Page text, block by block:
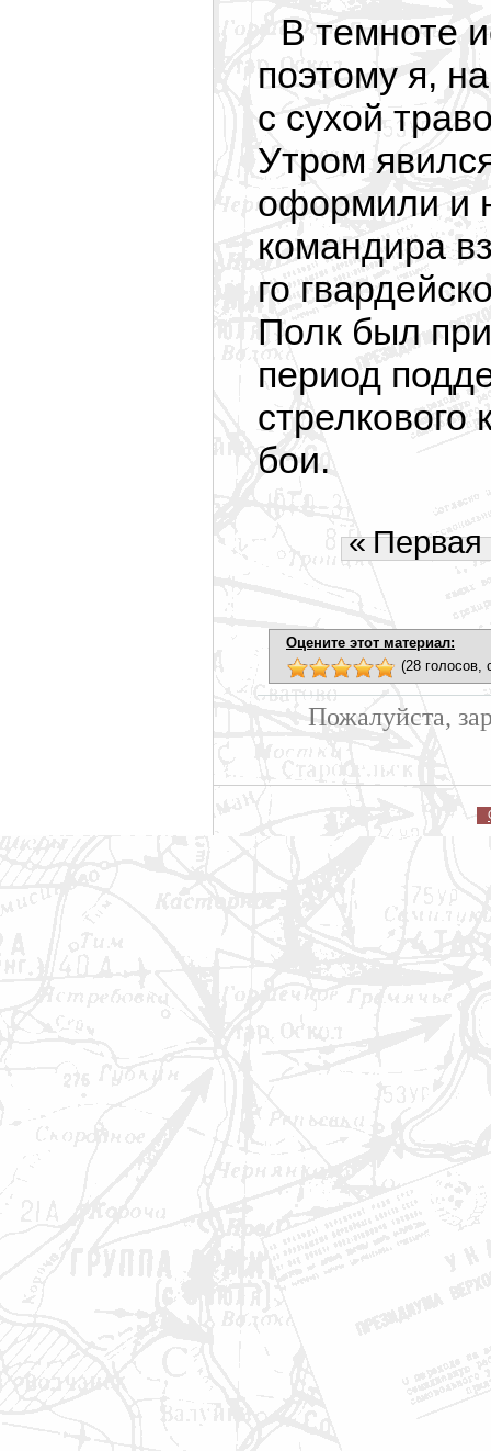
В темноте
поэтому я,
с сухой
Утром
оформили и
командира
го
Полк был
период
стрелкового
бои.
«Первая
Оцените этот материал:
(28 голосов,
Пожалуйста,